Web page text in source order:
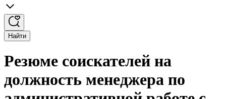
Найти
Резюме соискателей на
должность менеджера по